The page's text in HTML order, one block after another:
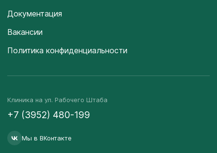
Документация
Вакансии
Политика конфиденциальности
Клиника на ул. Рабочего Штаба
+7 (3952) 480-199
Мы в ВКонтакте